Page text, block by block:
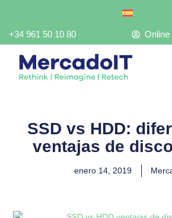
contenido
+34 961 50 10 80 Online
SSD vs HDD:
ventajas de
enero 14, 2019